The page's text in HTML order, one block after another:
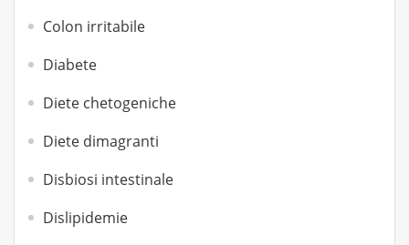
Colon irritabile
Diabete
Diete chetogeniche
Diete dimagranti
Disbiosi intestinale
Dislipidemie